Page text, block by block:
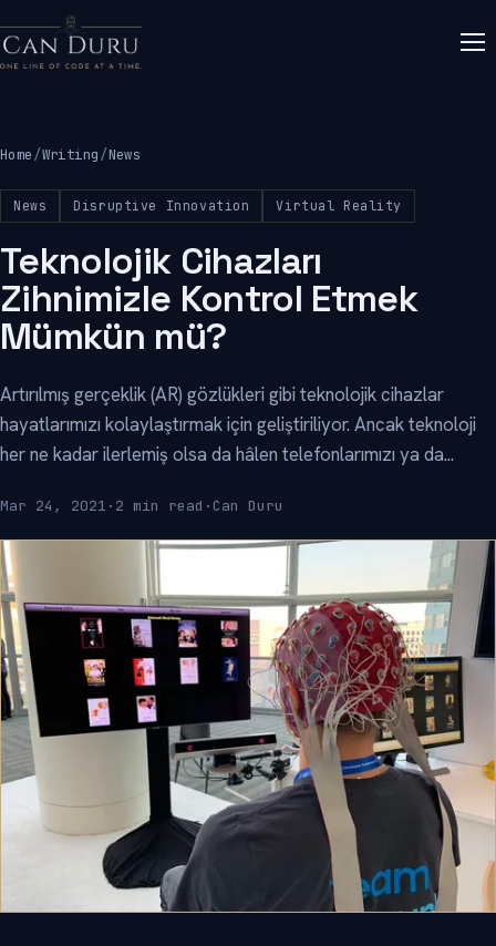
Home/Writing/News
News Disruptive Innovation Virtual Reality
Teknolojik Cihazları
Zihnimizle Kontrol Etmek
Mümkün mü?
Artırılmış gerçeklik (AR) gözlükleri gibi teknolojik cihazlar
hayatlarımızı kolaylaştırmak için geliştiriliyor. Ancak teknoloji
her ne kadar ilerlemiş olsa da hâlen telefonlarımızı ya da...
Mar 24, 2021 · 2 min read · Can Duru